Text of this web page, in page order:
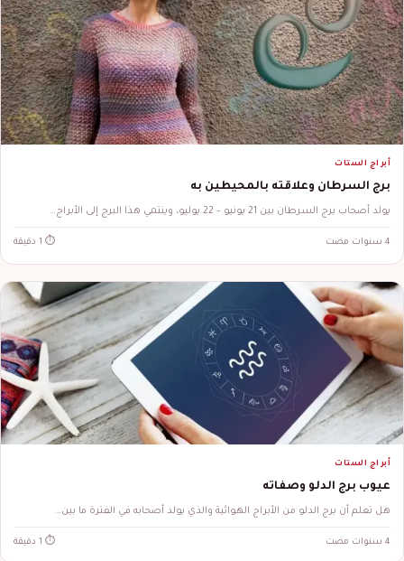
أبراج الستات
برج السرطان وعلاقته بالمحيطين به
يولد أصحاب برج السرطان بين 21 يونيو – 22 يوليو، وينتمي هذا البرج إلى الأبراج…
4 سنوات مضت ⏱ 1 دقيقة
أبراج الستات
عيوب برج الدلو وصفاته
هل تعلم أن برج الدلو من الأبراج الهوائية والذي يولد أصحابه في الفترة ما بين…
4 سنوات مضت ⏱ 1 دقيقة